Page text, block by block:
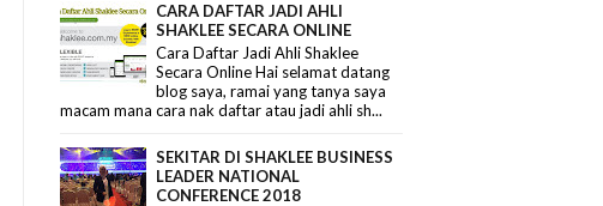
CARA DAFTAR JADI AHLI
SHAKLEE SECARA ONLINE
Cara Daftar Jadi Ahli Shaklee
Secara Online Hai selamat datang
blog saya, ramai yang tanya saya
macam mana cara nak daftar atau jadi ahli sh...
SEKITAR DI SHAKLEE BUSINESS
LEADER NATIONAL
CONFERENCE 2018